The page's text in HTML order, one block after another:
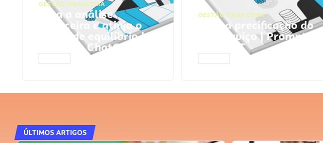
GESTÃO FINANCEIRA
Faça a análise
financeira e atinja o
ponto de equilíbrio |
Prompts ChatGPT
GESTÃO FINANCEIRA
Faça a precificação do
seu serviço | Prompts
ChatGPT
ÚLTIMOS ARTIGOS